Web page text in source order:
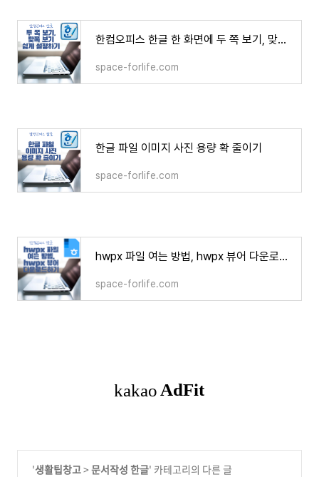
한컴오피스 한글 한 화면에 두 쪽 보기, 맞쪽 보기 쉽게 전환하는 방법, 폭 맞춤, 쪽 맞춤 설정하
space-forlife.com
한글 파일 이미지 사진 용량 확 줄이기
space-forlife.com
hwpx 파일 여는 방법, hwpx 뷰어 다운로드, hwp 형식으로 변환하기
space-forlife.com
'생활팁창고>문서작성 한글' 카테고리의 다른 글